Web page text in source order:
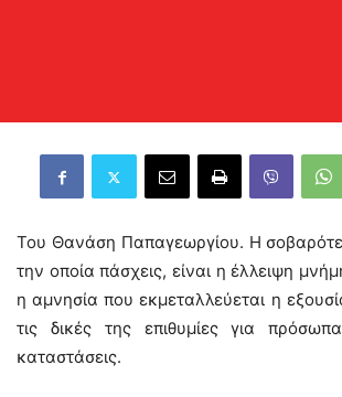
Του Θανάση Παπαγεωργίου. Η
την οποία πάσχεις, είναι η έλλειψη
η αμνησία που εκμεταλλεύεται η
τις δικές της επιθυμίες για
καταστάσεις.